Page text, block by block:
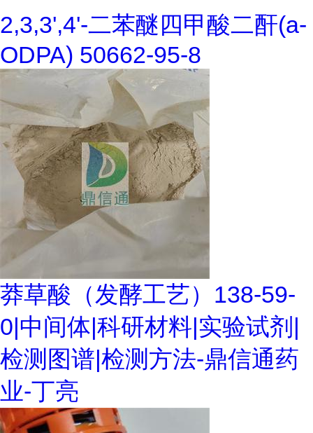
2,3,3',4'-二苯醚四甲酸二酐(a-
ODPA) 50662-95-8
莽草酸（发酵工艺）138-59-
0|中间体|科研材料|实验试剂|
检测图谱|检测方法-鼎信通药
业-丁亮